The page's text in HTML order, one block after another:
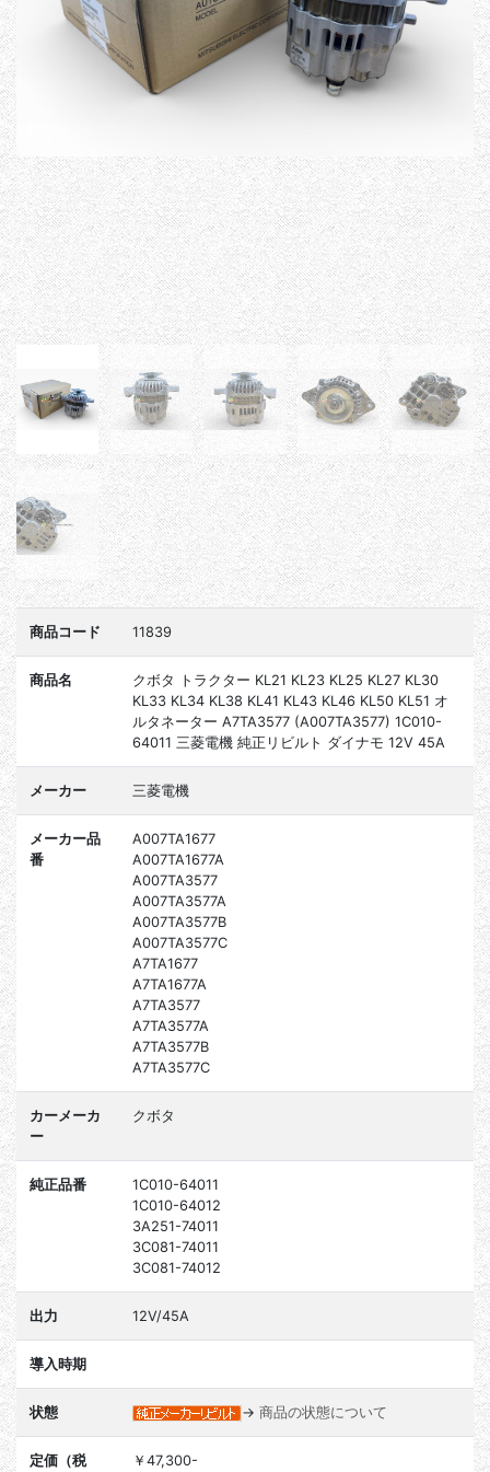
商品コード 11839
商品名
クボタ トラクター KL21 KL23 KL25 KL27 KL30
KL33 KL34 KL38 KL41 KL43 KL46 KL50 KL51 オ
ルタネーター A7TA3577 (A007TA3577) 1C010-
64011 三菱電機 純正リビルト ダイナモ 12V 45A
メーカー 三菱電機
メーカー品
番
A007TA1677
A007TA1677A
A007TA3577
A007TA3577A
A007TA3577B
A007TA3577C
A7TA1677
A7TA1677A
A7TA3577
A7TA3577A
A7TA3577B
A7TA3577C
カーメーカ
ー
クボタ
純正品番
1C010-64011
1C010-64012
3A251-74011
3C081-74011
3C081-74012
出力 12V/45A
導入時期
状態 → 商品の状態について
定価（税
￥47,300-